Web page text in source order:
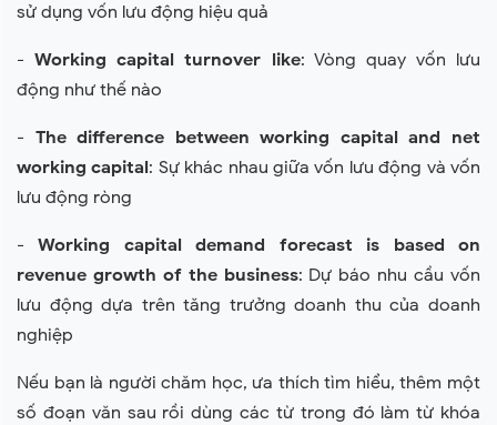
sử dụng vốn lưu động hiệu quả
-Working capital turnover like: Vòng quay vốn lưu
động như thế nào
- The difference between working capital and net
working capital: Sự khác nhau giữa vốn lưu động và vốn
lưu động ròng
-Working capital demand forecast is based on
revenue growth of the business: Dự báo nhu cầu vốn
lưu động dựa trên tăng trưởng doanh thu của doanh
nghiệp
Nếu bạn là người chăm học, ưa thích tìm hiểu, thêm một
số đoạn văn sau rồi dùng các từ trong đó làm từ khóa